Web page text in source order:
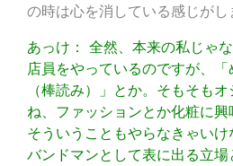
の時は心を消している感じがし
あっけ： 全然、本来の私じゃ
店員をやっているのですが、
（棒読み）」とか。そもそも
ね、ファッションとか化粧に
そういうこともやらなきゃいけ
バンドマンとして表に出る立